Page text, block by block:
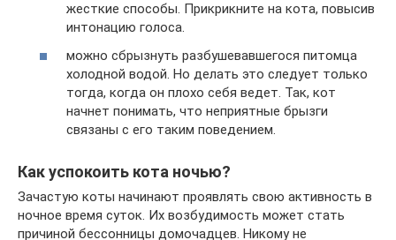
жесткие способы. Прикрикните на кота, повысив
интонацию голоса.
можно сбрызнуть разбушевавшегося питомца
холодной водой. Но делать это следует только
тогда, когда он плохо себя ведет. Так, кот
начнет понимать, что неприятные брызги
связаны с его таким поведением.
Как успокоить кота ночью?
Зачастую коты начинают проявлять свою активность в
ночное время суток. Их возбудимость может стать
причиной бессонницы домочадцев. Никому не